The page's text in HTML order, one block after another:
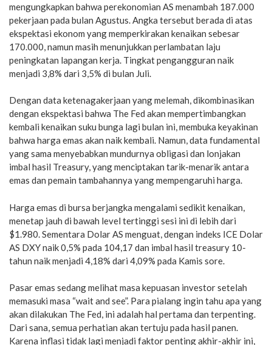
mengungkapkan bahwa perekonomian AS menambah 187.000
pekerjaan pada bulan Agustus. Angka tersebut berada di atas
ekspektasi ekonom yang memperkirakan kenaikan sebesar
170.000, namun masih menunjukkan perlambatan laju
peningkatan lapangan kerja. Tingkat pengangguran naik
menjadi 3,8% dari 3,5% di bulan Juli.
Dengan data ketenagakerjaan yang melemah, dikombinasikan
dengan ekspektasi bahwa The Fed akan mempertimbangkan
kembali kenaikan suku bunga lagi bulan ini, membuka keyakinan
bahwa harga emas akan naik kembali. Namun, data fundamental
yang sama menyebabkan mundurnya obligasi dan lonjakan
imbal hasil Treasury, yang menciptakan tarik-menarik antara
emas dan pemain tambahannya yang mempengaruhi harga.
Harga emas di bursa berjangka mengalami sedikit kenaikan,
menetap jauh di bawah level tertinggi sesi ini di lebih dari
$1.980. Sementara Dolar AS menguat, dengan indeks ICE Dolar
AS DXY naik 0,5% pada 104,17 dan imbal hasil treasury 10-
tahun naik menjadi 4,18% dari 4,09% pada Kamis sore.
Pasar emas sedang melihat masa kepuasan investor setelah
memasuki masa “wait and see”. Para pialang ingin tahu apa yang
akan dilakukan The Fed, ini adalah hal pertama dan terpenting.
Dari sana, semua perhatian akan tertuju pada hasil panen.
Karena inflasi tidak lagi menjadi faktor penting akhir-akhir ini,